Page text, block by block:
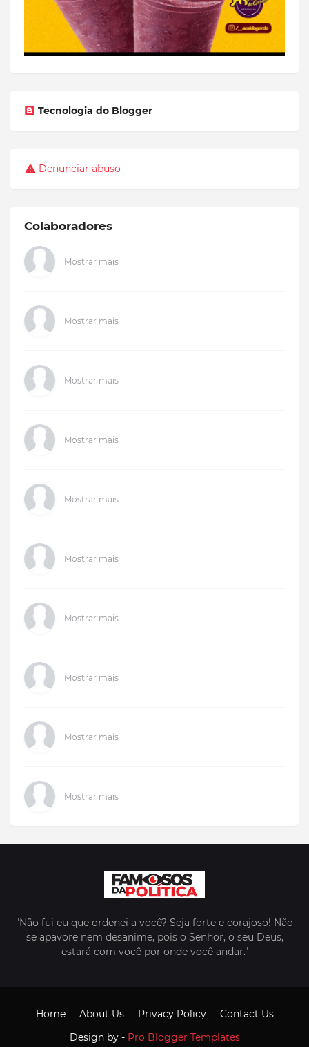
Tecnologia do Blogger
Denunciar abuso
Colaboradores
Mostrar mais
Mostrar mais
Mostrar mais
Mostrar mais
Mostrar mais
Mostrar mais
Mostrar mais
Mostrar mais
Mostrar mais
Mostrar mais
"Não fui eu que ordenei a você? Seja forte e corajoso! Não
se apavore nem desanime, pois o Senhor, o seu Deus,
estará com você por onde você andar."
Design by - Pro Blogger Templates
Home About Us Privacy Policy Contact Us